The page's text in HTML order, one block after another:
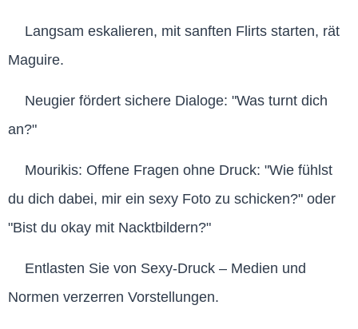
Langsam eskalieren, mit sanften Flirts starten, rät
Maguire.
Neugier fördert sichere Dialoge: "Was turnt dich
an?"
Mourikis: Offene Fragen ohne Druck: "Wie fühlst
du dich dabei, mir ein sexy Foto zu schicken?" oder
"Bist du okay mit Nacktbildern?"
Entlasten Sie von Sexy-Druck – Medien und
Normen verzerren Vorstellungen.